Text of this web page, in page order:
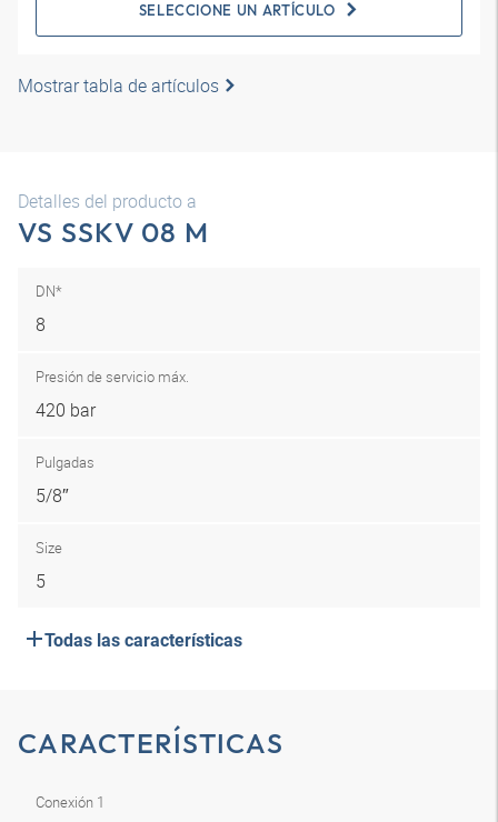
SELECCIONE UN ARTÍCULO
Mostrar tabla de artículos
Detalles del producto a
VS SSKV 08 M
DN*
8
Presión de servicio máx.
420 bar
Pulgadas
5/8″
Size
5
Todas las características
CARACTERÍSTICAS
Conexión 1